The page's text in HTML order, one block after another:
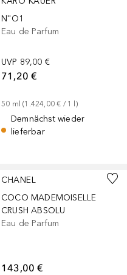
N''O1
Eau de Parfum
UVP 89,00 €
71,20 €
50 ml (1.424,00 € / 1 l)
Demnächst wieder
lieferbar
CHANEL
COCO MADEMOISELLE
CRUSH ABSOLU
Eau de Parfum
143,00 €